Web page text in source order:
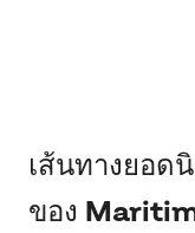
เส้นทางยอด
ของ